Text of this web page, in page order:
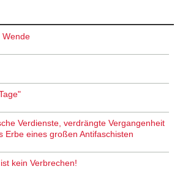
Wende
Verdienste, verdrängte Vergangenheit
Erbe eines großen Antifaschisten
kein Verbrechen!